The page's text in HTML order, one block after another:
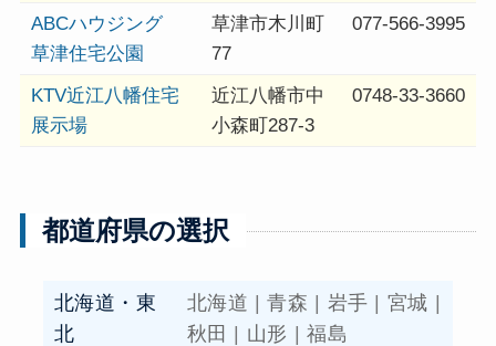
ABCハウジング
草津住宅公園
草津市木川町
77
077-566-3995
KTV近江八幡住宅
展示場
近江八幡市中
小森町287-3
0748-33-3660
都道府県の選択
北海道・東
北
北海道 |青森 岩手 宮城
秋田
山形
福島